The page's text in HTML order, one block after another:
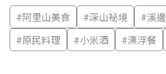
#阿里山美食 #深山祕境 #溪邊
#原民料理 #小米酒 #漂浮餐